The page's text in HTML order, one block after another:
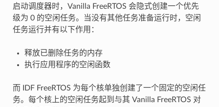
启动调度器时，Vanilla FreeRTOS 会隐式创建一个优先
级为 0 的空闲任务。当没有其他任务准备运行时，空闲
任务运行并有以下作用：
释放已删除任务的内存
执行应用程序的空闲函数
而 IDF FreeRTOS 为每个核单独创建了一个固定的空闲任
务。每个核上的空闲任务起到与其 Vanilla FreeRTOS 对